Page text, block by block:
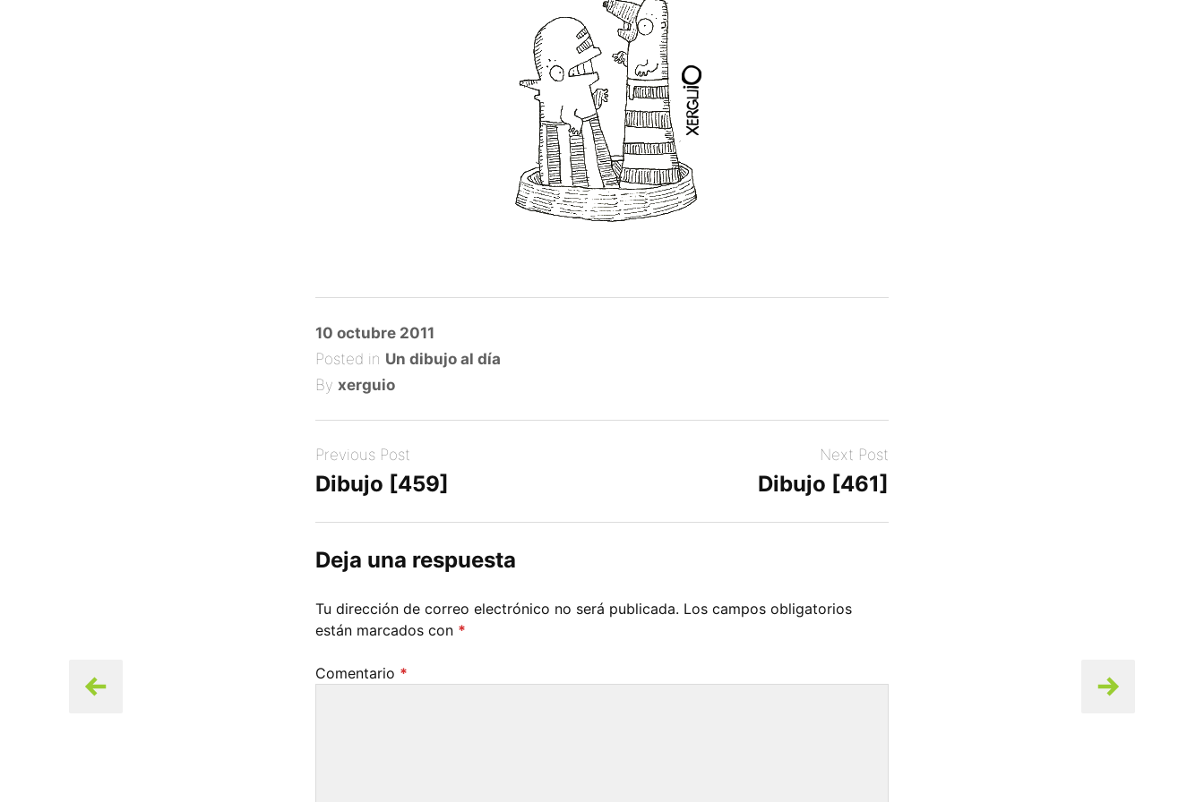
Posted
on
10 octubre 2011
Posted in Un dibujo al día
By xerguio
Previous Post
Dibujo [459]
Next Post
Dibujo [461]
Deja una respuesta
Tu dirección de correo electrónico no será publicada. Los campos obligatorios
están marcados con *
Comentario *